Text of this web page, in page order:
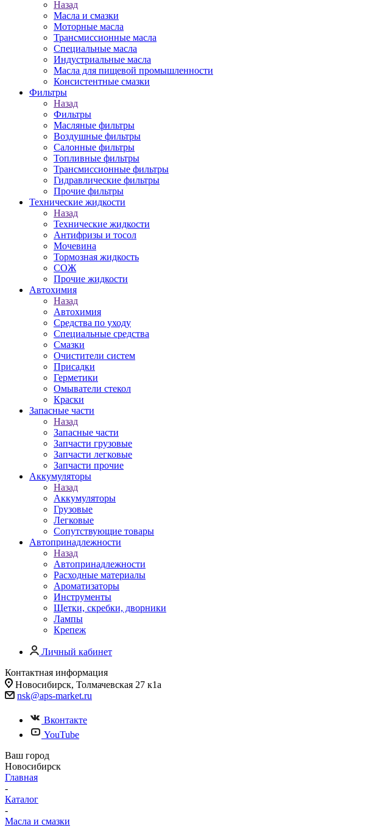
Назад
Масла и смазки
Моторные масла
Трансмиссионные масла
Специальные масла
Индустриальные масла
Масла для пищевой промышленности
Консистентные смазки
Фильтры
Назад
Фильтры
Масляные фильтры
Воздушные фильтры
Салонные фильтры
Топливные фильтры
Трансмиссионные фильтры
Гидравлические фильтры
Прочие фильтры
Технические жидкости
Назад
Технические жидкости
Антифризы и тосол
Мочевина
Тормозная жидкость
СОЖ
Прочие жидкости
Автохимия
Назад
Автохимия
Средства по уходу
Специальные средства
Смазки
Очистители систем
Присадки
Герметики
Омыватели стекол
Краски
Запасные части
Назад
Запасные части
Запчасти грузовые
Запчасти легковые
Запчасти прочие
Аккумуляторы
Назад
Аккумуляторы
Грузовые
Легковые
Сопутствующие товары
Автопринадлежности
Назад
Автопринадлежности
Расходные материалы
Ароматизаторы
Инструменты
Щетки, скребки, дворники
Лампы
Крепеж
Личный кабинет
Контактная информация
Новосибирск, Толмачевская 27 к1а
nsk@aps-market.ru
Вконтакте
YouTube
Ваш город
Новосибирск
Главная
-
Каталог
-
Масла и смазки